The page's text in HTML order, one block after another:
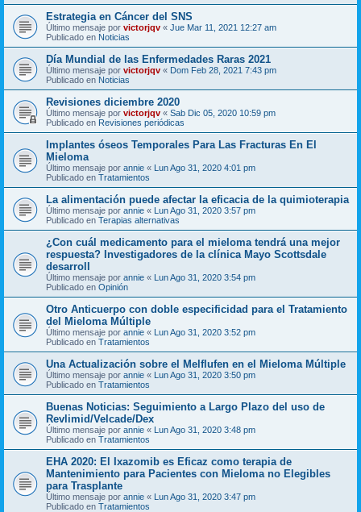
Estrategia en Cáncer del SNS
Último mensaje por victorjqv « Jue Mar 11, 2021 12:27 am
Publicado en Noticias
Día Mundial de las Enfermedades Raras 2021
Último mensaje por victorjqv « Dom Feb 28, 2021 7:43 pm
Publicado en Noticias
Revisiones diciembre 2020
Último mensaje por victorjqv « Sab Dic 05, 2020 10:59 pm
Publicado en Revisiones periódicas
Implantes óseos Temporales Para Las Fracturas En El
Mieloma
Último mensaje por annie « Lun Ago 31, 2020 4:01 pm
Publicado en Tratamientos
La alimentación puede afectar la eficacia de la quimioterapia
Último mensaje por annie « Lun Ago 31, 2020 3:57 pm
Publicado en Terapias alternativas
¿Con cuál medicamento para el mieloma tendrá una mejor
respuesta? Investigadores de la clínica Mayo Scottsdale
desarroll
Último mensaje por annie « Lun Ago 31, 2020 3:54 pm
Publicado en Opinión
Otro Anticuerpo con doble especificidad para el Tratamiento
del Mieloma Múltiple
Último mensaje por annie « Lun Ago 31, 2020 3:52 pm
Publicado en Tratamientos
Una Actualización sobre el Melflufen en el Mieloma Múltiple
Último mensaje por annie « Lun Ago 31, 2020 3:50 pm
Publicado en Tratamientos
Buenas Noticias: Seguimiento a Largo Plazo del uso de
Revlimid/Velcade/Dex
Último mensaje por annie « Lun Ago 31, 2020 3:48 pm
Publicado en Tratamientos
EHA 2020: El Ixazomib es Eficaz como terapia de
Mantenimiento para Pacientes con Mieloma no Elegibles
para Trasplante
Último mensaje por annie « Lun Ago 31, 2020 3:47 pm
Publicado en Tratamientos